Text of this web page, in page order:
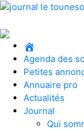
Agenda des
Petites
Annuaire pro
Actualités
Journal
Qui